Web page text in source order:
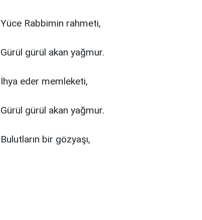
Yüce Rabbimin rahmeti,
Gürül gürül akan yağmur.
İhya eder memleketi,
Gürül gürül akan yağmur.
Bulutların bir gözyaşı,